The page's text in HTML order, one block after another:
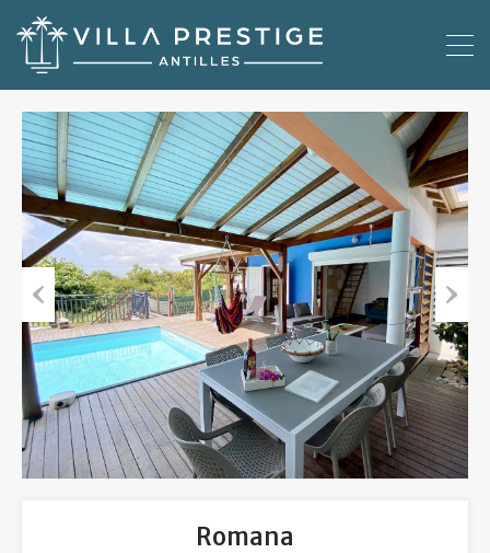
Previous Next
Romana